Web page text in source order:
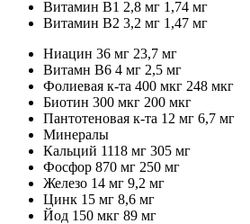
Витамин В1 2,8 мг 1,74 мг
Витамин В2 3,2 мг 1,47 мг
Ниацин 36 мг 23,7 мг
Витамн В6 4 мг 2,5 мг
Фолиевая к-та 400 мкг 248 мкг
Биотин 300 мкг 200 мкг
Пантотеновая к-та 12 мг 6,7 мг
Минералы
Кальций 1118 мг 305 мг
Фосфор 870 мг 250 мг
Железо 14 мг 9,2 мг
Цинк 15 мг 8,6 мг
Йод 150 мкг 89 мг